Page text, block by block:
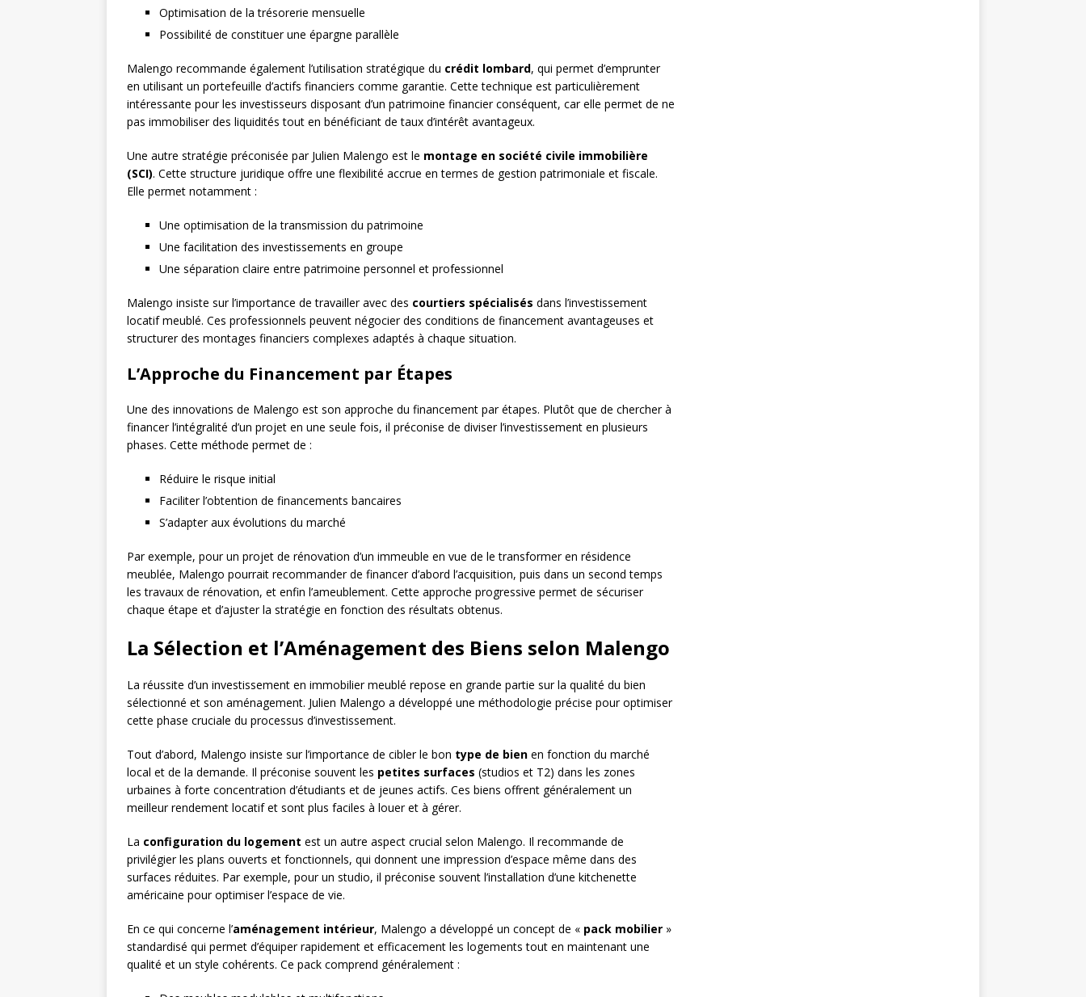
Optimisation de la trésorerie mensuelle
Possibilité de constituer une épargne parallèle
Malengo recommande également l’utilisation stratégique du crédit lombard, qui permet d’emprunter
en utilisant un portefeuille d’actifs financiers comme garantie. Cette technique est particulièrement
intéressante pour les investisseurs disposant d’un patrimoine financier conséquent, car elle permet de ne
pas immobiliser des liquidités tout en bénéficiant de taux d’intérêt avantageux.
Une autre stratégie préconisée par Julien Malengo est le montage en société civile immobilière
(SCI). Cette structure juridique offre une flexibilité accrue en termes de gestion patrimoniale et fiscale.
Elle permet notamment :
Une optimisation de la transmission du patrimoine
Une facilitation des investissements en groupe
Une séparation claire entre patrimoine personnel et professionnel
Malengo insiste sur l’importance de travailler avec des courtiers spécialisés dans l’investissement
locatif meublé. Ces professionnels peuvent négocier des conditions de financement avantageuses et
structurer des montages financiers complexes adaptés à chaque situation.
L’Approche du Financement par Étapes
Une des innovations de Malengo est son approche du financement par étapes. Plutôt que de chercher à
financer l’intégralité d’un projet en une seule fois, il préconise de diviser l’investissement en plusieurs
phases. Cette méthode permet de :
Réduire le risque initial
Faciliter l’obtention de financements bancaires
S’adapter aux évolutions du marché
Par exemple, pour un projet de rénovation d’un immeuble en vue de le transformer en résidence
meublée, Malengo pourrait recommander de financer d’abord l’acquisition, puis dans un second temps
les travaux de rénovation, et enfin l’ameublement. Cette approche progressive permet de sécuriser
chaque étape et d’ajuster la stratégie en fonction des résultats obtenus.
La Sélection et l’Aménagement des Biens selon Malengo
La réussite d’un investissement en immobilier meublé repose en grande partie sur la qualité du bien
sélectionné et son aménagement. Julien Malengo a développé une méthodologie précise pour optimiser
cette phase cruciale du processus d’investissement.
Tout d’abord, Malengo insiste sur l’importance de cibler le bon type de bien en fonction du marché
local et de la demande. Il préconise souvent les petites surfaces (studios et T2) dans les zones
urbaines à forte concentration d’étudiants et de jeunes actifs. Ces biens offrent généralement un
meilleur rendement locatif et sont plus faciles à louer et à gérer.
La configuration du logement est un autre aspect crucial selon Malengo. Il recommande de
privilégier les plans ouverts et fonctionnels, qui donnent une impression d’espace même dans des
surfaces réduites. Par exemple, pour un studio, il préconise souvent l’installation d’une kitchenette
américaine pour optimiser l’espace de vie.
En ce qui concerne l’aménagement intérieur, Malengo a développé un concept de « pack mobilier »
standardisé qui permet d’équiper rapidement et efficacement les logements tout en maintenant une
qualité et un style cohérents. Ce pack comprend généralement :